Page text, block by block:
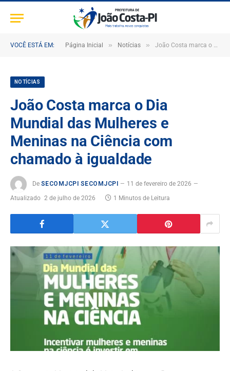
VOCÊ ESTÁ EM: Página Inicial » Notícias » João Costa marca o Dia Mundial das Mulheres e Meninas na Ciência com chamado à igualdade
NOTÍCIAS
João Costa marca o Dia
Mundial das Mulheres e
Meninas na Ciência com
chamado à igualdade
De SECOMJCPI SECOMJCPI
11 de fevereiro de 2026
Atualizado 2 de julho de 2026 1 Minutos de Leitura